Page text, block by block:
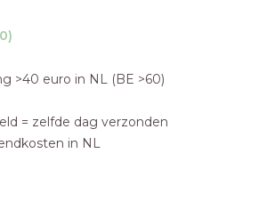
>40 euro in NL (BE >60)
= zelfde dag verzonden
in NL